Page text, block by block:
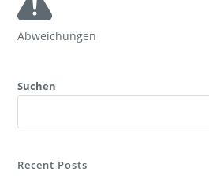
Fahrradmitnahme
Ausflüge
Service
Erhöhtes Beförderungsentgelt
Abweichungen
Suchen
Recent Posts